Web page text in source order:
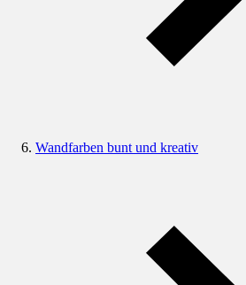
Wandfarben bunt und kreativ